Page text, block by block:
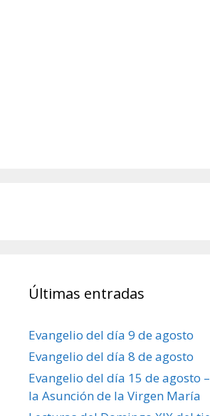
Últimas entradas
Evangelio del día 9 de agosto
Evangelio del día 8 de agosto
Evangelio del día 15 de agosto
la Asunción de la Virgen María